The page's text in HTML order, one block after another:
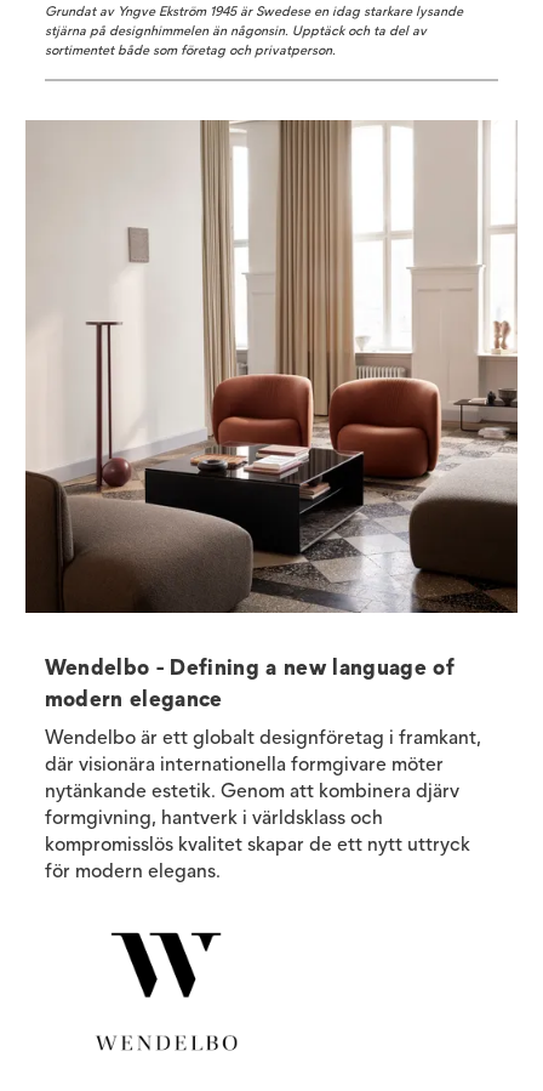
Grundat av Yngve Ekström 1945 är Swedese en idag starkare lysande
stjärna på designhimmelen än någonsin. Upptäck och ta del av
sortimentet både som företag och privatperson.
Wendelbo - Defining a new language of
modern elegance
Wendelbo är ett globalt designföretag i framkant,
där visionära internationella formgivare möter
nytänkande estetik. Genom att kombinera djärv
formgivning, hantverk i världsklass och
kompromisslös kvalitet skapar de ett nytt uttryck
för modern elegans.